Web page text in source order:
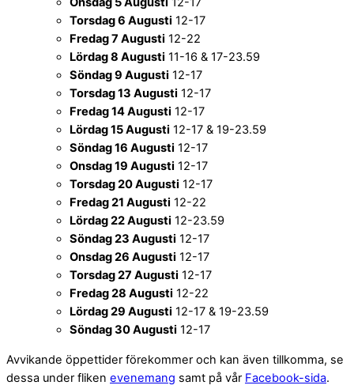
Torsdag 6 Augusti 12-17
Fredag 7 Augusti 12-22
Lördag 8 Augusti 11-16 & 17-23.59
Söndag 9 Augusti 12-17
Torsdag 13 Augusti 12-17
Fredag 14 Augusti 12-17
Lördag 15 Augusti 12-17 & 19-23.59
Söndag 16 Augusti 12-17
Onsdag 19 Augusti 12-17
Torsdag 20 Augusti 12-17
Fredag 21 Augusti 12-22
Lördag 22 Augusti 12-23.59
Söndag 23 Augusti 12-17
Onsdag 26 Augusti 12-17
Torsdag 27 Augusti 12-17
Fredag 28 Augusti 12-22
Lördag 29 Augusti 12-17 & 19-23.59
Söndag 30 Augusti 12-17
Avvikande öppettider förekommer och kan även tillkomma, se
dessa under fliken evenemang samt på vår Facebook-sida.